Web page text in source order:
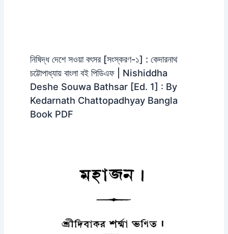
নিষিদ্ধ দেশে সওয়া বৎসর [সংস্করণ-১] : কেদারনাথ
চট্টোপাধ্যায় বাংলা বই পিডিএফ | Nishiddha
Deshe Souwa Bathsar [Ed. 1] : By
Kedarnath Chattopadhyay Bangla
Book PDF